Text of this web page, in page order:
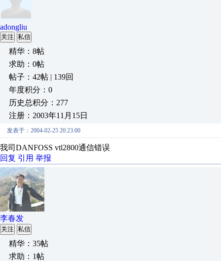
adongliu
关注 私信
精华：8帖
求助：0帖
帖子：42帖 | 139回
年度积分：0
历史总积分：277
注册：2003年11月15日
发表于：2004-02-25 20:23:00
我司DANFOSS vtl2800通信错误
回复 引用 举报
李春发
关注 私信
精华：35帖
求助：1帖